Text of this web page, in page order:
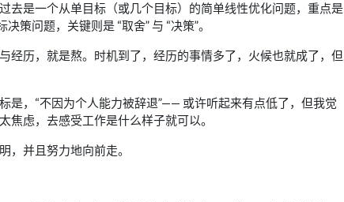
上山岗 上山岗
轻轻唱 轻轻唱
唱时光 唱时光
不孤单 不孤单 就像流水绕青山
上山岗
请同我 大声唱
唱风霜 唱春光
想起来 想起来 还有天高山水长
你是翅膀也是我肩膀
去是一个从单目标（或几个目标）的简单线性优化问题，重点是
策问题，关键则是 “取舍” 与 “决策”。
经历，就是熬。时机到了，经历的事情多了，火候也就成了，但
是，“不因为个人能力被辞退”—— 或许听起来有点低了，但我觉
焦虑，去感受工作是什么样子就可以。
，并且努力地向前走。